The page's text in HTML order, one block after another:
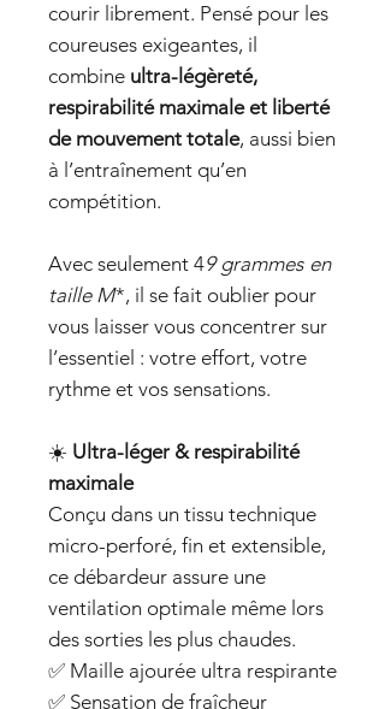
courir librement. Pensé pour les
coureuses exigeantes, il
combine ultra-légèreté,
respirabilité maximale et liberté
de mouvement totale, aussi bien
à l’entraînement qu’en
compétition.
Avec seulement 49 grammes en
taille M*, il se fait oublier pour
vous laisser vous concentrer sur
l’essentiel : votre effort, votre
rythme et vos sensations.
☀️ Ultra-léger & respirabilité
maximale
Conçu dans un tissu technique
micro-perforé, fin et extensible,
ce débardeur assure une
ventilation optimale même lors
des sorties les plus chaudes.
✅ Maille ajourée ultra respirante
✅ Sensation de fraîcheur